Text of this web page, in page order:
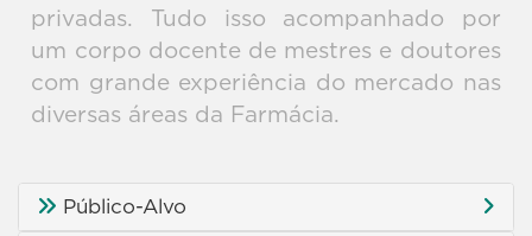
privadas. Tudo isso acompanhado por
um corpo docente de mestres e doutores
com grande experiência do mercado nas
diversas áreas da Farmácia.
Público-Alvo